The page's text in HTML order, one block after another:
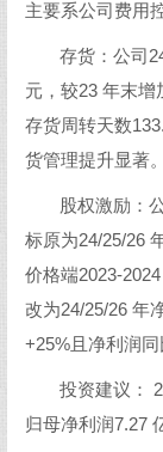
主要系公司费用
存货：公司
元，较23 年末增
存货周转天数
货管理提升显著。
股权激励：
标原为24/25/26
价格端2023-
改为24/25/26 年
+25%且净利润同
投资建议：
归母净利润7.27